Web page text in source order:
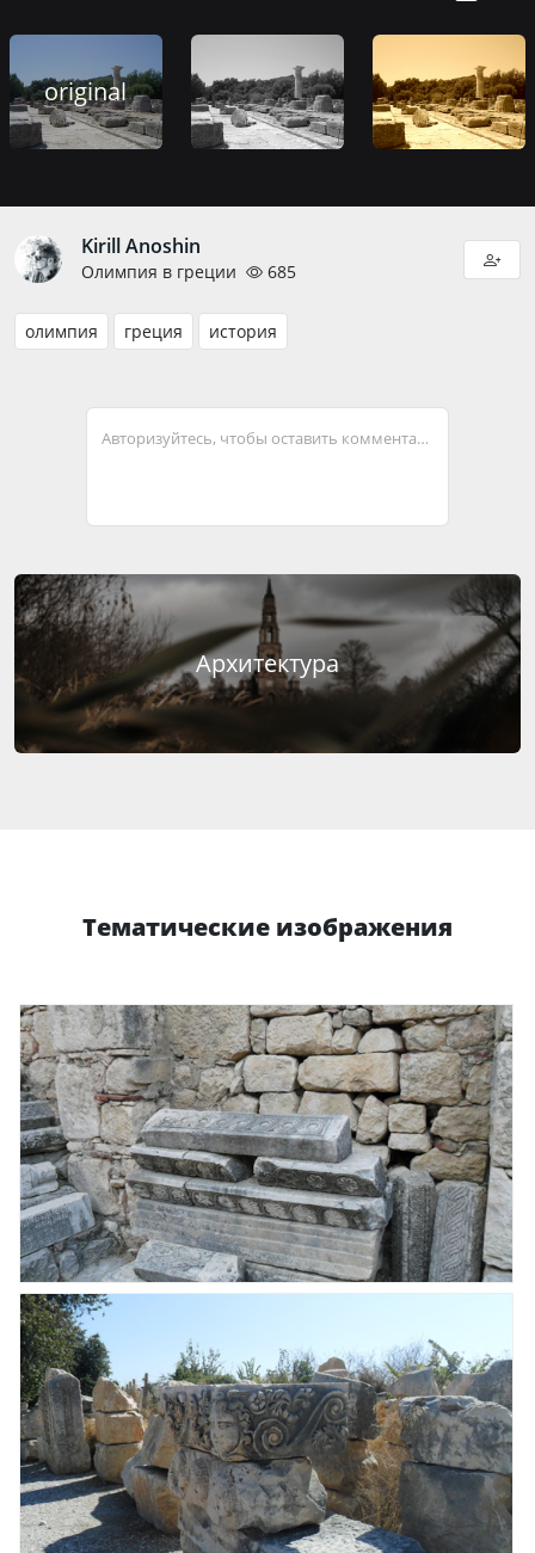
original
Kirill Anoshin
Олимпия в греции 685
олимпия греция история
Авторизуйтесь, чтобы оставить комментарий
Архитектура
Тематические изображения